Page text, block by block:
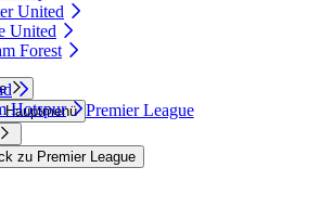
United
United
Forest
Hotspur
Premier League
zu Premier League